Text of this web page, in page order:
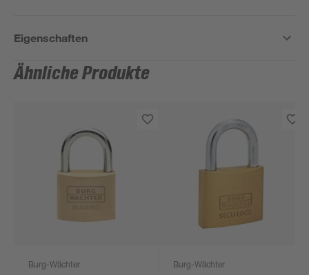
Eigenschaften
Ähnliche Produkte
Burg-Wächter Burg-Wächter